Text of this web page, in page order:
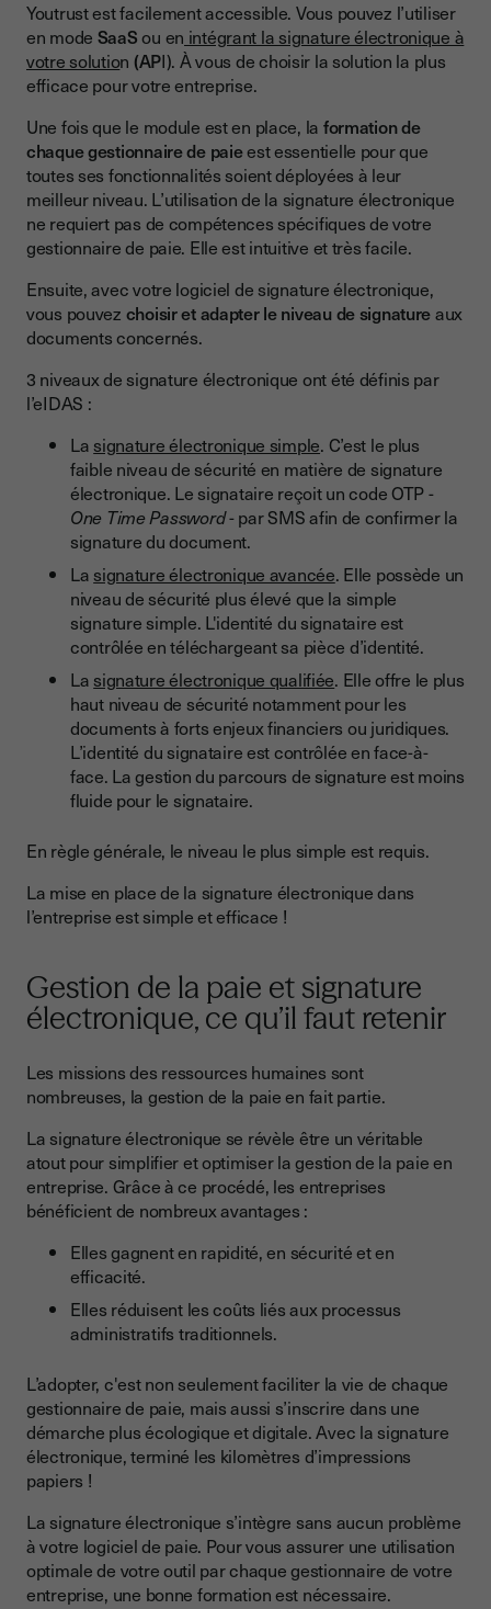
Youtrust est facilement accessible. Vous pouvez l’utiliser
en mode SaaSou en intégrant la signature électronique à
votre solution (API). À vous de choisir la solution la plus
efficace pour votre entreprise.
Une fois que le module est en place, la formation de
chaque gestionnaire de paieest essentielle pour que
toutes ses fonctionnalités soient déployées à leur
meilleur niveau. L’utilisation de la signature électronique
ne requiert pas de compétences spécifiques de votre
gestionnaire de paie. Elle est intuitive et très facile.
Ensuite, avec votre logiciel de signature électronique,
vous pouvez choisir et adapter le niveau de signatureaux
documents concernés.
3 niveaux de signature électronique ont été définis par
l’eIDAS :
La signature électronique simple. C’est le plus
faible niveau de sécurité en matière de signature
électronique. Le signataire reçoit un code OTP -
One Time Password- par SMS afin de confirmer la
signature du document.
La signature électronique avancée. Elle possède un
niveau de sécurité plus élevé que la simple
signature simple. L'identité du signataire est
contrôlée en téléchargeant sa pièce d’identité.
La signature électronique qualifiée. Elle offre le plus
haut niveau de sécurité notamment pour les
documents à forts enjeux financiers ou juridiques.
L’identité du signataire est contrôlée en face-à-
face. La gestion du parcours de signature est moins
fluide pour le signataire.
En règle générale, le niveau le plus simple est requis.
La mise en place de la signature électronique dans
l’entreprise est simple et efficace !
Gestion de la paie et signature
électronique, ce qu’il faut retenir
Les missions des ressources humaines sont
nombreuses, la gestion de la paie en fait partie.
La signature électronique se révèle être un véritable
atout pour simplifier et optimiser la gestion de la paie en
entreprise. Grâce à ce procédé, les entreprises
bénéficient de nombreux avantages :
Elles gagnent en rapidité, en sécurité et en
efficacité.
Elles réduisent les coûts liés aux processus
administratifs traditionnels.
L’adopter, c'est non seulement faciliter la vie de chaque
gestionnaire de paie, mais aussi s’inscrire dans une
démarche plus écologique et digitale. Avec la signature
électronique, terminé les kilomètres d’impressions
papiers !
La signature électronique s’intègre sans aucun problème
à votre logiciel de paie. Pour vous assurer une utilisation
optimale de votre outil par chaque gestionnaire de votre
entreprise, une bonne formation est nécessaire.